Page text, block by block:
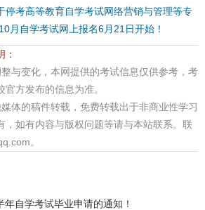
停考高等教育自学考试网络营销与管理等专
月自学考试网上报名6月21日开始！
：
与变化，本网提供的考试信息仅供参考，考
方发布的信息为准。
体的稿件转载，免费转载出于非商业性学习
，如有内容与版权问题等请与本站联系。联
。
自学考试毕业申请的通知！